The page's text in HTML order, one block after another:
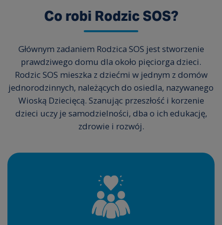
Co robi Rodzic SOS?
Głównym zadaniem Rodzica SOS jest stworzenie
prawdziwego domu dla około pięciorga dzieci.
Rodzic SOS mieszka z dziećmi w jednym z domów
jednorodzinnych, należących do osiedla, nazywanego
Wioską Dziecięcą. Szanując przeszłość i korzenie
dzieci uczy je samodzielności, dba o ich edukację,
zdrowie i rozwój.